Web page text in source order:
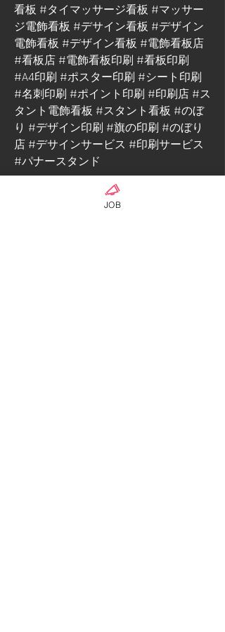
看板 #タイマッサージ看板 #マッサー
ジ電飾看板 #デサイン看板 #デザイン
電飾看板 #デザイン看板 #電飾看板店
#看板店 #電飾看板印刷 #看板印刷
#A4印刷 #ポスター印刷 #シート印刷
#名刺印刷 #ポイント印刷 #印刷店 #ス
タント電飾看板 #スタント看板 #のぼ
り #デザイン印刷 #旗の印刷 #のぼり
店 #デサインサービス #印刷サービス
#パナースタンド
JOB